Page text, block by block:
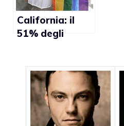
California: il
51% degli
matrimonio gay